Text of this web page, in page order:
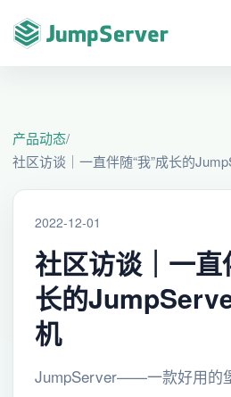
产品动态/
社区访谈｜一直伴随“我”成长的
2022-12-01
社区访谈｜一直
长的
机
JumpServer——一款好用的